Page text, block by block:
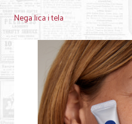
Usluge
Nega lica i tela
Shopping
Sve za venčanje
Sve za decu
Nega lica i tela